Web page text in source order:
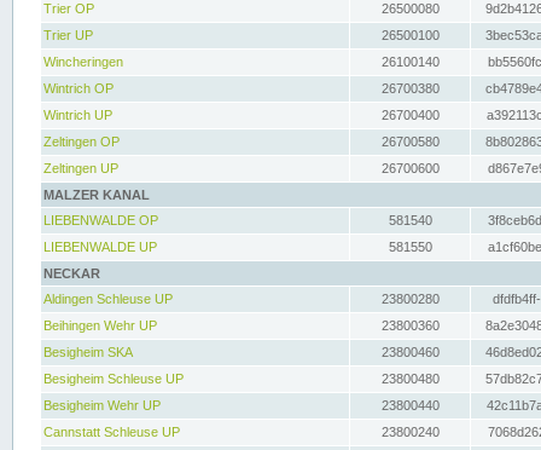
Trier OP
26500080
Trier UP
26500100
Wincheringen
26100140
Wintrich OP
26700380
Wintrich UP
26700400
Zeltingen OP
26700580
Zeltingen UP
26700600
MALZER KANAL
LIEBENWALDE OP
581540
LIEBENWALDE UP
581550
NECKAR
Aldingen Schleuse UP
23800280
Beihingen Wehr UP
23800360
Besigheim SKA
23800460
Besigheim Schleuse UP
23800480
Besigheim Wehr UP
23800440
Cannstatt Schleuse UP
23800240